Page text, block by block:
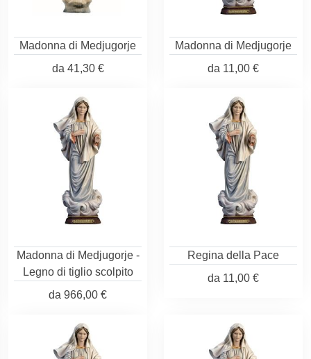
Madonna di Medjugorje
da 41,30 €
Madonna di Medjugorje
da 11,00 €
Madonna di Medjugorje -
Legno di tiglio scolpito
da 966,00 €
Regina della Pace
da 11,00 €